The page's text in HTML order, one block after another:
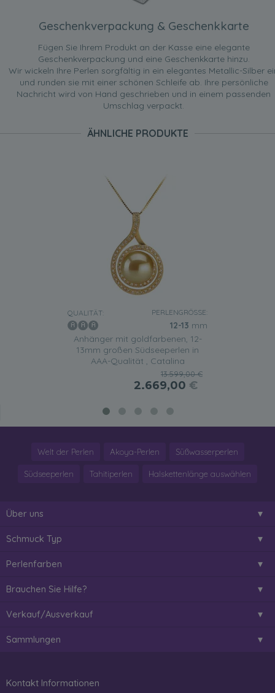
Geschenkverpackung & Geschenkkarte
Fügen Sie Ihrem Produkt an der Kasse eine elegante
Geschenkverpackung und eine Geschenkkarte hinzu.
Wir wickeln Ihre Perlen sorgfältig in ein elegantes Metallic-Silber
und runden sie mit einer schönen Schleife ab. Ihre persönliche
Nachricht wird von Hand geschrieben und in einem passenden
Umschlag verpackt.
ÄHNLICHE PRODUKTE
QUALITÄT: PERLENGRÖSSE:
12-13 mm
Anhänger mit goldfarbenen, 12-
13mm großen Südseeperlen in
AAA-Qualität , Catalina
13.599,00 €
2.669,00 €
Welt der Perlen Akoya-Perlen Süßwasserperlen
Südseeperlen Tahitiperlen Halskettenlänge auswählen
Über uns
Schmuck Typ
Perlenfarben
Brauchen Sie Hilfe?
Verkauf/Ausverkauf
Sammlungen
Kontakt Informationen